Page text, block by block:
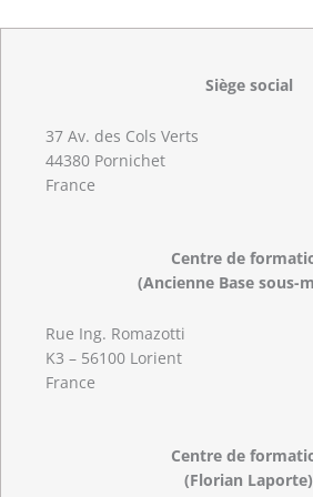
Siège social
37 Av. des Cols Verts
44380 Pornichet
France
Centre de
(Ancienne Base sous-
Rue Ing. Romazotti
K3 – 56100 Lorient
France
Centre de
(Florian Laporte)